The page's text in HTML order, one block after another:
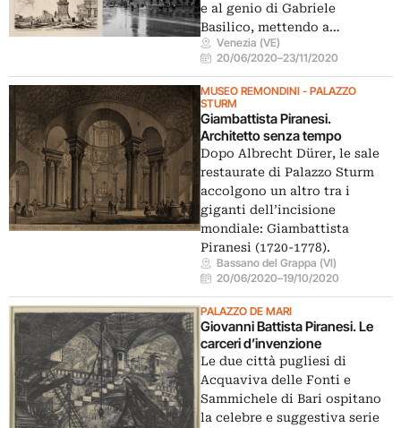
e al genio di Gabriele
Basilico, mettendo a…
Venezia (VE)
20/06/2020–23/11/2020
MUSEO REMONDINI - PALAZZO
STURM
Giambattista Piranesi.
Architetto senza tempo
Dopo Albrecht Dürer, le sale
restaurate di Palazzo Sturm
accolgono un altro tra i
giganti dell’incisione
mondiale: Giambattista
Piranesi (1720-1778).
Bassano del Grappa (VI)
20/06/2020–19/10/2020
PALAZZO DE MARI
Giovanni Battista Piranesi. Le
carceri d’invenzione
Le due città pugliesi di
Acquaviva delle Fonti e
Sammichele di Bari ospitano
la celebre e suggestiva serie